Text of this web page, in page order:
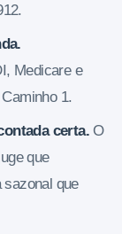
Medicare e
1.
certa. O
que
sazonal que